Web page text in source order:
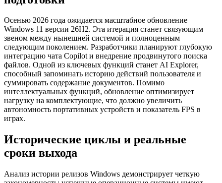
Осенью 2026 года ожидается масштабное обновление
Windows 11 версии 26H2. Эта итерация станет связующим
звеном между нынешней системой и полноценным
следующим поколением. Разработчики планируют глубокую
интеграцию чата Copilot и внедрение продвинутого поиска
файлов. Одной из ключевых функций станет AI Explorer,
способный запоминать историю действий пользователя и
суммировать содержание документов. Помимо
интеллектуальных функций, обновление оптимизирует
нагрузку на комплектующие, что должно увеличить
автономность портативных устройств и показатель FPS в
играх.
Исторические циклы и реальные
сроки выхода
Анализ истории релизов Windows демонстрирует четкую